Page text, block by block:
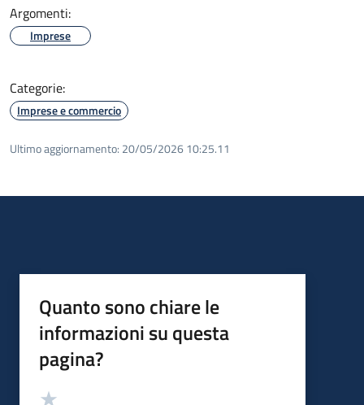
Argomenti:
Imprese
Categorie:
Imprese e commercio
Ultimo aggiornamento: 20/05/2026 10:25.11
Quanto sono chiare le
informazioni su questa
pagina?
Valutazione